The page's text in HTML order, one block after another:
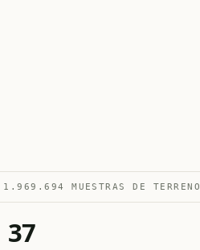
MUESTRAS DE TERRENO
37